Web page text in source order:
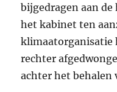
bijgedragen aan
het kabinet ten
klimaatorganisatie
rechter
achter het behalen